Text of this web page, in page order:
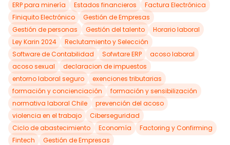
ERP para minería
Estados financieros
Factura Electrónica
Finiquito Electrónico
Gestión de Empresas
Gestión de personas
Gestión del talento
Horario laboral
Ley Karin 2024
Reclutamiento y Selección
Software de Contabilidad
Sofwtare ERP
acoso laboral
acoso sexual
declaracion de impuestos
entorno laboral seguro
exenciones tributarias
formación y concienciación
formación y sensibilización
normativa laboral Chile
prevención del acoso
violencia en el trabajo
Ciberseguridad
Ciclo de abastecimiento
Economía
Factoring y Confirming
Fintech
Gestión de Empresas